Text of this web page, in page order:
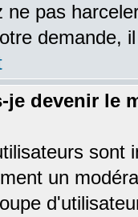
ne pas
demande,
je devenir le
sont
un